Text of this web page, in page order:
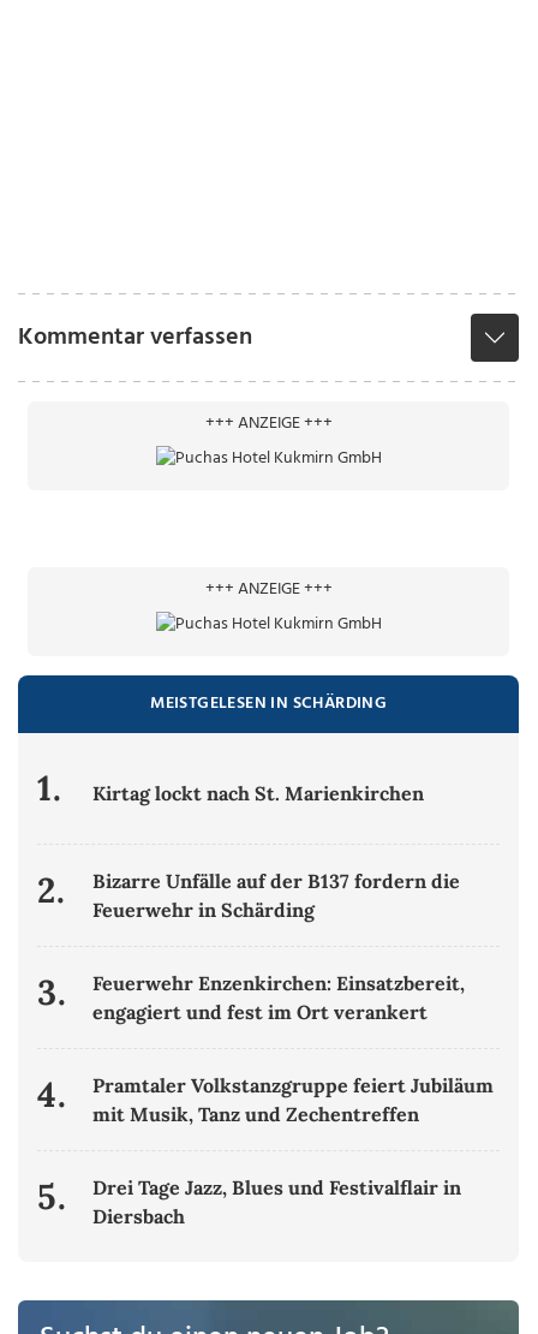
Kommentar verfassen
+++ ANZEIGE +++
+++ ANZEIGE +++
MEISTGELESEN IN SCHÄRDING
1. Kirtag lockt nach St. Marienkirchen
2.
Bizarre Unfälle auf der B137 fordern die
Feuerwehr in Schärding
3.
Feuerwehr Enzenkirchen: Einsatzbereit,
engagiert und fest im Ort verankert
4.
Pramtaler Volkstanzgruppe feiert Jubiläum
mit Musik, Tanz und Zechentreffen
5.
Drei Tage Jazz, Blues und Festivalflair in
Diersbach